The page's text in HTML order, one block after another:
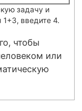
задачу и
1+3, введите 4.
чтобы
или